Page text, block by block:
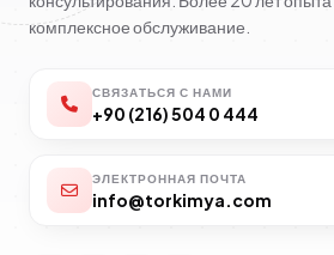
комплексное обслуживание.
СВЯЗАТЬСЯ С НАМИ
+90 (216) 504 0 444
ЭЛЕКТРОННАЯ ПОЧТА
info@torkimya.com